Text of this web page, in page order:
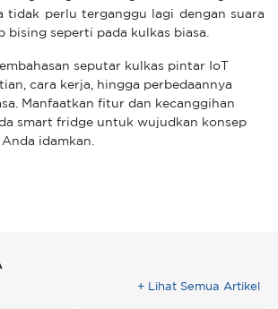
tidak perlu terganggu lagi dengan suara
bising seperti pada kulkas biasa.
seputar kulkas pintar IoT
cara kerja, hingga perbedaannya
Manfaatkan fitur dan kecanggihan
smart fridge untuk wujudkan konsep
idamkan.
+ Lihat Semua Artikel